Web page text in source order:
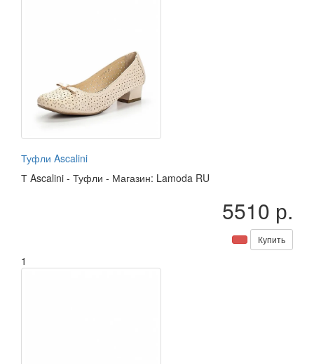
Туфли Ascalini
Т Ascalini - Туфли - Магазин: Lamoda RU
5510 р.
Купить
1